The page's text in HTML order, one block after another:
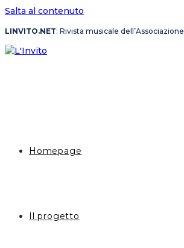
Salta al contenuto
LINVITO.NET: Rivista musicale dell’Associazione
Homepage
Il progetto